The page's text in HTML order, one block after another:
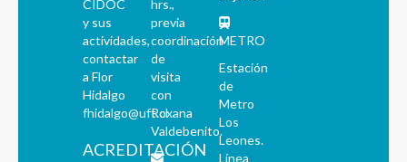
CIDOC
y sus
actividades,
contactar
a Flor
Hidalgo
fhidalgo@uft.cl
ACREDITACIÓN
hrs.,
previa
coordinación
de
visita
con
Roxana
Valdebenito.
METRO
Estación
de
Metro
Los
Leones.
Línea